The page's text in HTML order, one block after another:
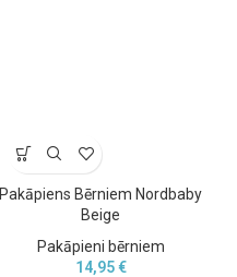
Pakāpiens Bērniem Nordbaby
Beige
Pakāpieni bērniem
14,95€